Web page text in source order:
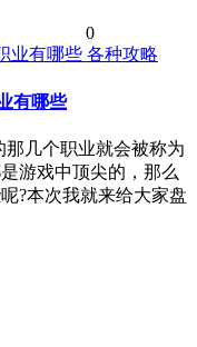
0
各种攻略
有哪些
几个职业就会被称为
游戏中顶尖的，那么
?本次我就来给大家盘